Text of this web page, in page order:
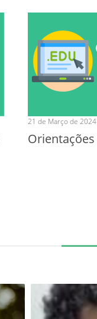
21 de Março de